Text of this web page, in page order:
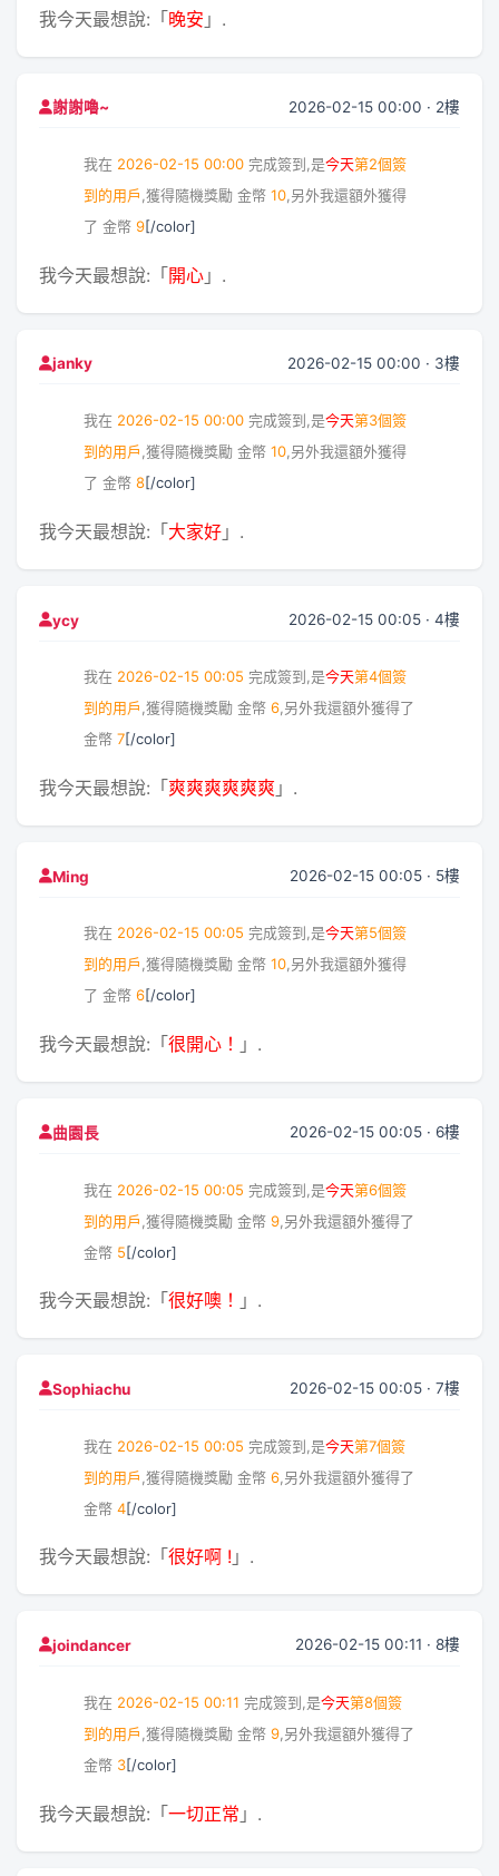
我今天最想說:「晚安 」.
謝謝嚕~ 2026-02-15 00:00 · 2樓
我在 2026-02-15 00:00 完成簽到,是今天第2個簽
到的用戶 ,獲得隨機獎勵 金幣 10 ,另外我還額外獲得
了 金幣 9[/color]
我今天最想說:「開心 」.
janky 2026-02-15 00:00 · 3樓
我在 2026-02-15 00:00 完成簽到,是今天第3個簽
到的用戶,獲得隨機獎勵 金幣 10,另外我還額外獲得
了 金幣 8[/color]
我今天最想說:「 大家好 」.
ycy 2026-02-15 00:05 · 4樓
我在 2026-02-15 00:05 完成簽到,是今天第4個簽
到的用戶,獲得隨機獎勵 金幣 6,另外我還額外獲得了
金幣 7[/color]
我今天最想說:「 爽爽爽爽爽爽 」.
Ming 2026-02-15 00:05 · 5樓
我在 2026-02-15 00:05 完成簽到,是今天第5個簽
到的用戶,獲得隨機獎勵 金幣 10,另外我還額外獲得
了 金幣 6[/color]
我今天最想說:「 很開心！ 」.
曲園長 2026-02-15 00:05 · 6樓
我在 2026-02-15 00:05 完成簽到,是今天第6個簽
到的用戶 ,獲得隨機獎勵 金幣 9 ,另外我還額外獲得了
金幣 5[/color]
我今天最想說:「 很好噢！ 」.
Sophiachu 2026-02-15 00:05 · 7樓
我在 2026-02-15 00:05 完成簽到,是今天第7個簽
到的用戶 ,獲得隨機獎勵 金幣 6 ,另外我還額外獲得了
金幣 4[/color]
我今天最想說:「 很好啊 ! 」.
joindancer 2026-02-15 00:11 · 8樓
我在 2026-02-15 00:11 完成簽到,是今天第8個簽
到的用戶 ,獲得隨機獎勵 金幣 9 ,另外我還額外獲得了
金幣 3[/color]
我今天最想說:「一切正常 」.